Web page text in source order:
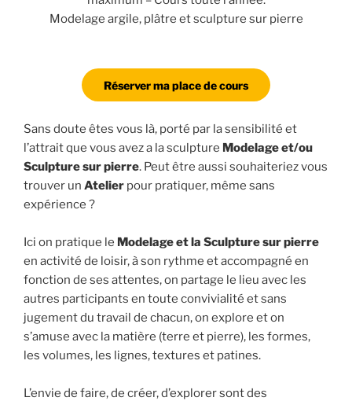
Modelage argile, plâtre et sculpture sur pierre
Réserver ma place de cours
Sans doute êtes vous là, porté par la sensibilité et
l’attrait que vous avez a la sculpture Modelage et/ou
Sculpture sur pierre. Peut être aussi souhaiteriez vous
trouver un Atelier pour pratiquer, même sans
expérience ?
Ici on pratique le Modelage et la Sculpture sur pierre
en activité de loisir, à son rythme et accompagné en
fonction de ses attentes, on partage le lieu avec les
autres participants en toute convivialité et sans
jugement du travail de chacun, on explore et on
s’amuse avec la matière (terre et pierre), les formes,
les volumes, les lignes, textures et patines.
L’envie de faire, de créer, d’explorer sont des